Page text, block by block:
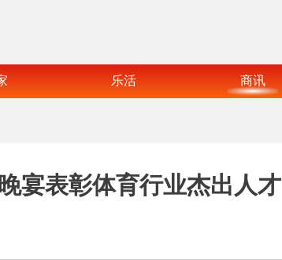
乐活 商讯
宴表彰体育行业杰出人才